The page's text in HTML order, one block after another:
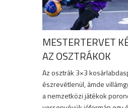
MESTERTERVET
AZ OSZTRÁKOK
Az osztrák 3×3
észrevétlenül, ámde
a nemzetközi játékok